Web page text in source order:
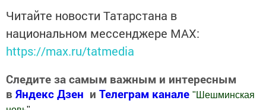
Читайте новости Татарстана в
национальном мессенджере MАХ:
https://max.ru/tatmedia
Следите за самым важным и интересным
в Яндекс Дзен и Телеграм канале " Шешминская